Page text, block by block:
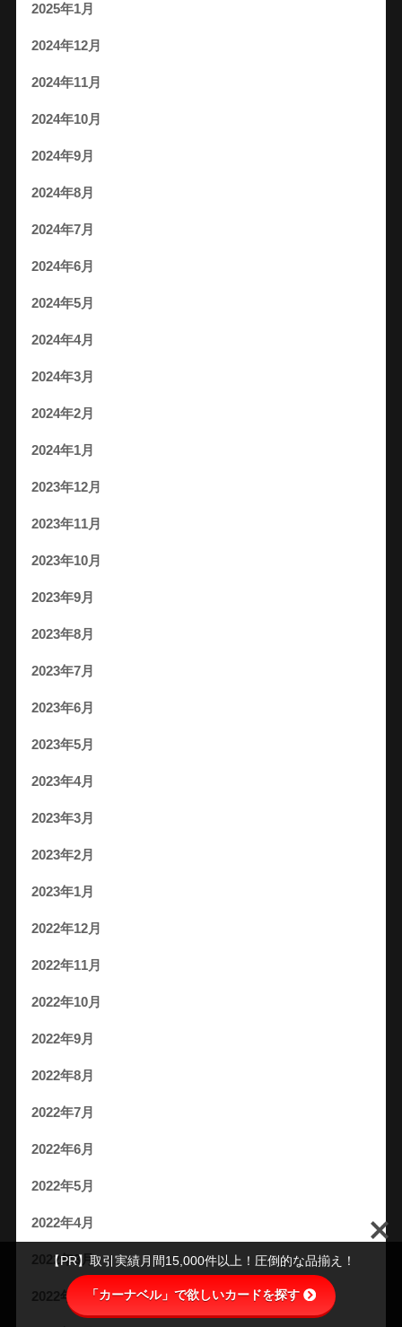
2025年1月
2024年12月
2024年11月
2024年10月
2024年9月
2024年8月
2024年7月
2024年6月
2024年5月
2024年4月
2024年3月
2024年2月
2024年1月
2023年12月
2023年11月
2023年10月
2023年9月
2023年8月
2023年7月
2023年6月
2023年5月
2023年4月
2023年3月
2023年2月
2023年1月
2022年12月
2022年11月
2022年10月
2022年9月
2022年8月
2022年7月
2022年6月
2022年5月
2022年4月
2022年3月
2022年2月
【PR】取引実績月間15,000件以上！圧倒的な品揃え！
「カーナベル」で欲しいカードを探す